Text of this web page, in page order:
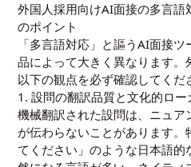
外国人採用向けAI面接の多言
のポイント
「多言語対応」と謳うAI面接
品によって大きく異なります。
以下の観点を必ず確認してくだ
1. 設問の翻訳品質と文化的ロー
機械翻訳された設問は、ニュ
が伝わらないことがあります。
てください」のような日本語的